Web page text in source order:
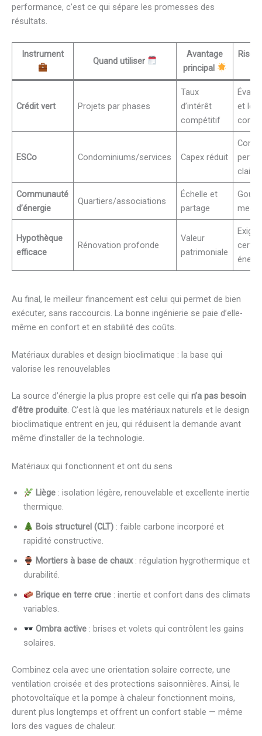
performance, c’est ce qui sépare les promesses des
résultats.
Instrument
Quand utiliser
Avantage
principal
Crédit vert Projets par phases
Taux
d’intérêt
compétitif
et les
ESCo Condominiums/services Capex réduit
clair
Communauté
d’énergie
Quartiers/associations
Échelle et
partage
Hypothèque
efficace
Rénovation profonde
Valeur
patrimoniale
Exiger
Au final, le meilleur financement est celui qui permet de bien
exécuter, sans raccourcis. La bonne ingénierie se paie d’elle-
même en confort et en stabilité des coûts.
Matériaux durables et design bioclimatique : la base qui
valorise les renouvelables
La source d’énergie la plus propre est celle qui n’a pas besoin
d’être produite. C’est là que les matériaux naturels et le design
bioclimatique entrent en jeu, qui réduisent la demande avant
même d’installer de la technologie.
Matériaux qui fonctionnent et ont du sens
Liège: isolation légère, renouvelable et excellente inertie
thermique.
Bois structurel (CLT): faible carbone incorporé et
rapidité constructive.
Mortiers à base de chaux: régulation hygrothermique et
durabilité.
Brique en terre crue: inertie et confort dans des climats
variables.
Ombra active: brises et volets qui contrôlent les gains
solaires.
Combinez cela avec une orientation solaire correcte, une
ventilation croisée et des protections saisonnières. Ainsi, le
photovoltaïque et la pompe à chaleur fonctionnent moins,
durent plus longtemps et offrent un confort stable — même
lors des vagues de chaleur.